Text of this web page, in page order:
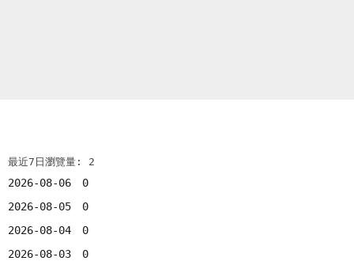
最近7日瀏覽量: 2
2026-08-06
0
2026-08-05
0
2026-08-04
0
2026-08-03
0